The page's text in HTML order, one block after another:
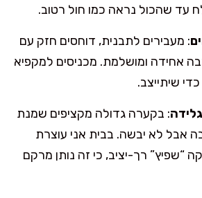
עד שהכול נראה כמו חול רטוב.
: מעבירים לתבנית, דוחסים חזק עם
אחידה ומושלמת. מכניסים למקפיא
: בקערה גדולה מקציפים שמנת
אבל לא יבשה. בבית אני עוצרת
“שפיץ” רך-יציב, כי זה נותן מרקם